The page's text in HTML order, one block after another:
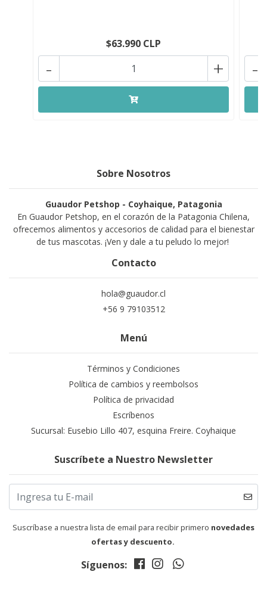
$63.990 CLP
+
- -
Sobre Nosotros
Guaudor Petshop - Coyhaique, Patagonia
En Guaudor Petshop, en el corazón de la Patagonia Chilena,
ofrecemos alimentos y accesorios de calidad para el bienestar
de tus mascotas. ¡Ven y dale a tu peludo lo mejor!
Contacto
hola@guaudor.cl
+56 9 79103512
Menú
Términos y Condiciones
Política de cambios y reembolsos
Política de privacidad
Escríbenos
Sucursal: Eusebio Lillo 407, esquina Freire. Coyhaique
Suscríbete a Nuestro Newsletter
Suscríbase a nuestra lista de email para recibir primero novedades
ofertas y descuento.
Síguenos: